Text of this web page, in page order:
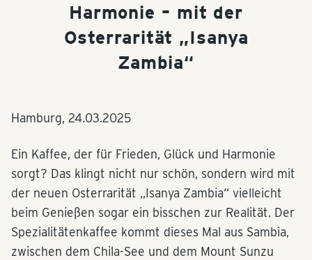
Harmonie – mit der
Osterrarität „Isanya
Zambia“
Hamburg, 24.03.2025
Ein Kaffee, der für Frieden, Glück und Harmonie
sorgt? Das klingt nicht nur schön, sondern wird mit
der neuen Osterrarität „Isanya Zambia“ vielleicht
beim Genießen sogar ein bisschen zur Realität. Der
Spezialitätenkaffee kommt dieses Mal aus Sambia,
zwischen dem Chila-See und dem Mount Sunzu